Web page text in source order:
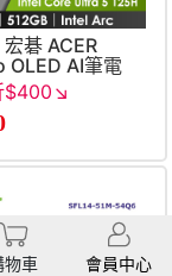
碁 ACER
OLED AI筆電
(Intel Core
$400↘
物車 會員中心